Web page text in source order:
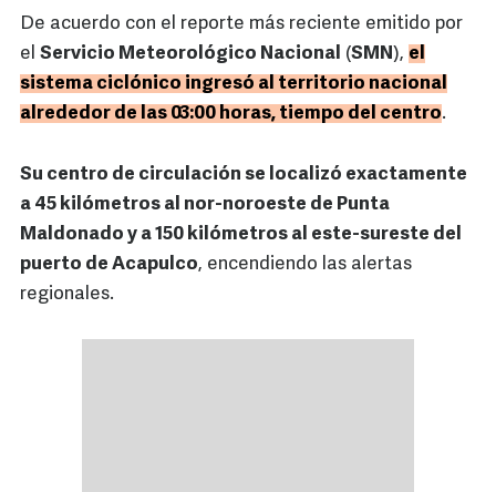
De acuerdo con el reporte más reciente emitido por
el Servicio Meteorológico Nacional (SMN), el
sistema ciclónico ingresó al territorio nacional
alrededor de las 03:00 horas, tiempo del centro.
Su centro de circulación se localizó exactamente
a 45 kilómetros al nor-noroeste de Punta
Maldonado y a 150 kilómetros al este-sureste del
puerto de Acapulco, encendiendo las alertas
regionales.